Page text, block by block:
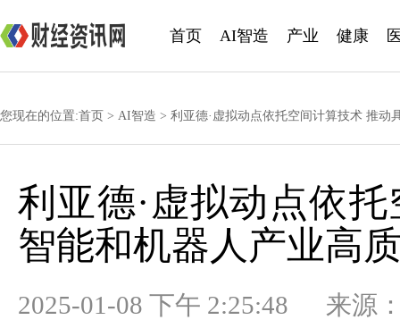
首页 AI智造 产业 健康
您现在的位置:首页 > AI智造 > 利亚德·虚拟动点依托空间计算技术 推动
利亚德·虚拟动点依
智能和机器人产业高
2025-01-08 下午 2:25:48 来